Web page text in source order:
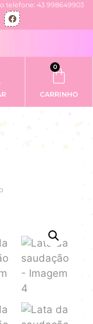
telefone: 43 998649903
0
CARRINHO